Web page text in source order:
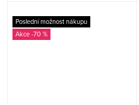
Poslední možnost nákupu
-70 %